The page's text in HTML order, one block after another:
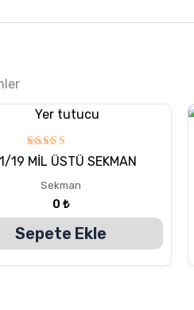
5
üzerinden
oy aldı
19 MİL ÜSTÜ SEKMAN
Sekman
0 ₺
Sepete Ekle